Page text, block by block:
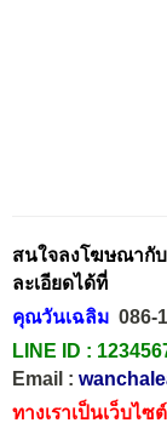
สนใจลงโฆษณากั
ละเอียดได้ที่
คุณวันเฉลิม 086-
LINE ID :
Email :
ทางเราเป็นเว็บไ